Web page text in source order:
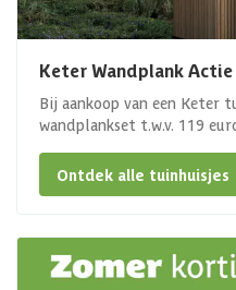
Keter Wandplank Actie
Bij aankoop van een Keter
wandplankset t.w.v. 119
Ontdek alle tuinhuisjes